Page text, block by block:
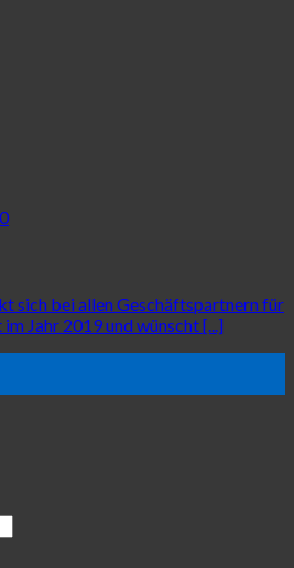
sich bei allen Geschäftspartnern für
Jahr 2019 und wünscht [...]